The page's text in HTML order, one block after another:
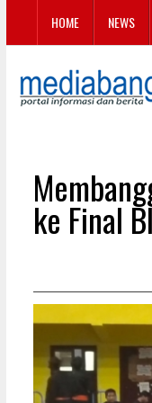
HOME NEWS
ke Final